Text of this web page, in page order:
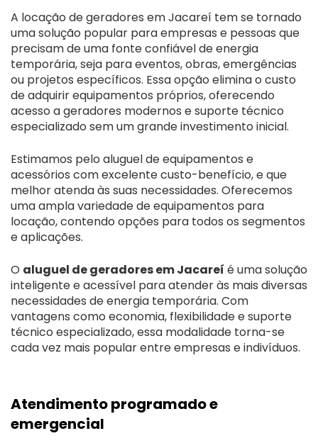
A locação de geradores em Jacareí tem se tornado
uma solução popular para empresas e pessoas que
precisam de uma fonte confiável de energia
temporária, seja para eventos, obras, emergências
ou projetos específicos. Essa opção elimina o custo
de adquirir equipamentos próprios, oferecendo
acesso a geradores modernos e suporte técnico
especializado sem um grande investimento inicial.
Estimamos pelo aluguel de equipamentos e
acessórios com excelente custo-benefício, e que
melhor atenda às suas necessidades. Oferecemos
uma ampla variedade de equipamentos para
locação, contendo opções para todos os segmentos
e aplicações.
O aluguel de geradores em Jacareí é uma solução
inteligente e acessível para atender às mais diversas
necessidades de energia temporária. Com
vantagens como economia, flexibilidade e suporte
técnico especializado, essa modalidade torna-se
cada vez mais popular entre empresas e indivíduos.
Atendimento programado e
emergencial